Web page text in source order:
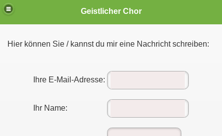
Geistlicher Chor
Hier können Sie / kannst du mir eine Nachricht schreiben:
Ihre E-Mail-Adresse:
Ihr Name: